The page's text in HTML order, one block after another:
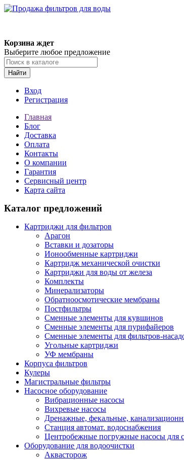
Корзина ждет
Выберите любое предложение
Найти
Вход
Регистрация
Главная
Блог
Доставка
Оплата
Контакты
О компании
Гарантия
Сервисный центр
Карта сайта
Каталог предложений
Картриджи для фильтров
Арагон
Вставки и дозаторы
Ионообменные картриджи
Картридж механической очистки
Картриджи для воды от железа
Комплекты
Минерализаторы
Обратноосмотические мембраны
Постфильтры
Сменные элементы для кувшинов
Сменные элементы для пурифайеров
Сменные элементы для фильтров-
Угольные картриджи
УФ мембраны
Корпуса фильтров
Кулеры
Магистральные фильтры
Насосное оборудование
Вибрационные насосы
Вихревые насосы
Дренажные, фекальные,
Станция автомат. водоснабжения
Центробежные погружные насосы для
Оборудование для водоочистки
Аквасторож